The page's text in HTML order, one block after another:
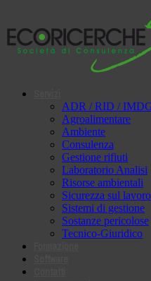
ADR / RID /
Agroalimentare
Ambiente
Consulenza
Gestione rifiuti
Laboratorio Analisi
Risorse ambientali
Sicurezza sul lavoro
Sistemi di gestione
Sostanze pericolose
Tecnico-Giuridico